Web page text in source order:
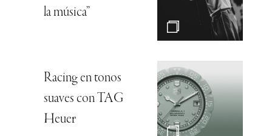
la música”
Racing en tonos
suaves con TAG
Heuer